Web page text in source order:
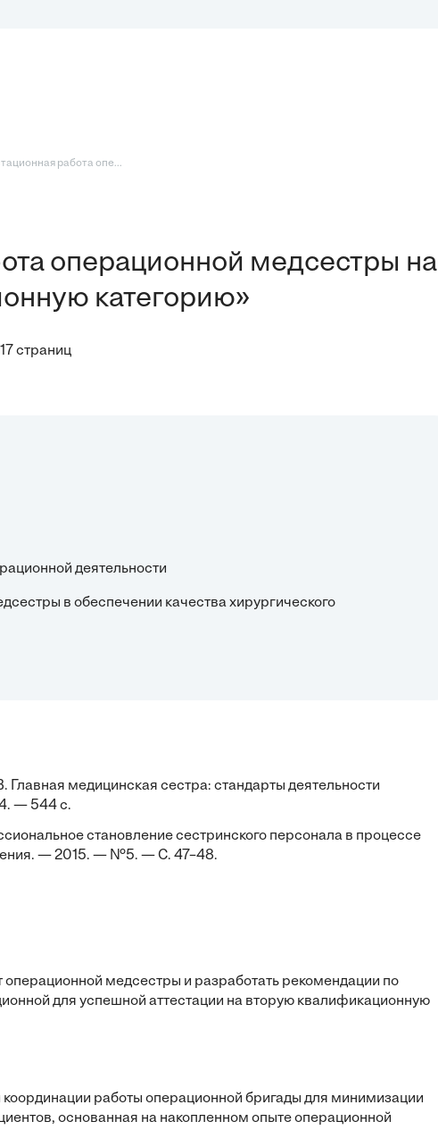
работа опе...
операционной медсестры на
категорию»
17 страниц
деятельности
в обеспечении качества хирургического
медицинская сестра: стандарты деятельности
— 544 с.
становление сестринского персонала в процессе
— 2015. — №5. — С. 47–48.
медсестры и разработать рекомендации по
для успешной аттестации на вторую квалификационную
работы операционной бригады для минимизации
основанная на накопленном опыте операционной